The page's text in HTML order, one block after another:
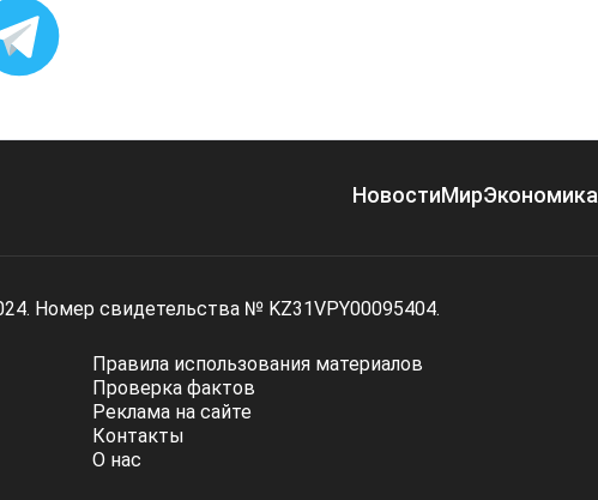
НовостиМирЭкономика
Номер свидетельства № KZ31VPY00095404.
Правила использования материалов
Проверка фактов
Реклама на сайте
Контакты
О нас